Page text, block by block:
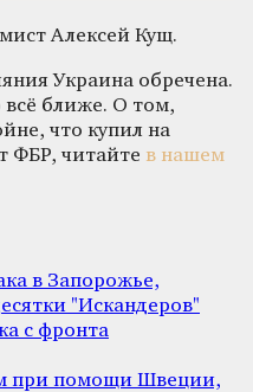
Алексей Кущ.
Украина обречена.
всё ближе. О том,
что купил на
ФБР, читайте в нашем
в Запорожье,
"Искандеров"
с фронта
при помощи Швеции,